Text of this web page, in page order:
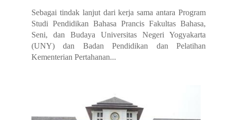
Sebagai tindak lanjut dari kerja sama antara Program
Studi Pendidikan Bahasa Prancis Fakultas Bahasa,
Seni, dan Budaya Universitas Negeri Yogyakarta
(UNY) dan Badan Pendidikan dan Pelatihan
Kementerian Pertahanan...